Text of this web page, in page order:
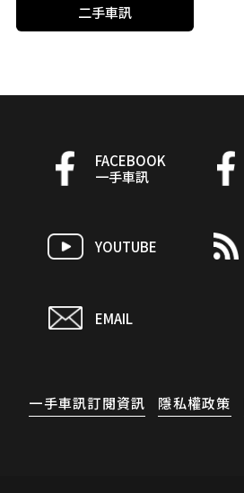
二手車訊
FACEBOOK
一手車訊
YOUTUBE
EMAIL
一手車訊訂閱資訊 隱私權政策